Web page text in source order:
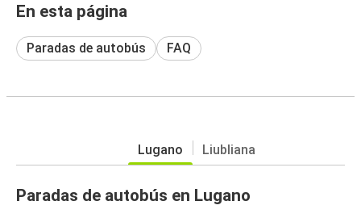
En esta página
Paradas de autobús FAQ
Lugano Liubliana
Paradas de autobús en Lugano